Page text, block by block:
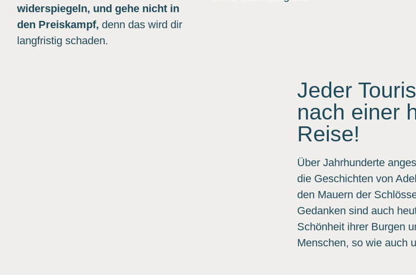
widerspiegeln, und gehe nicht in
den Preiskampf, denn das wird dir
langfristig schaden.
Jeder
nach einer
Reise!
Über Jahrhunderte
die Geschichten von
den Mauern der
Gedanken sind auch
Schönheit ihrer Burgen
Menschen, so wie auch